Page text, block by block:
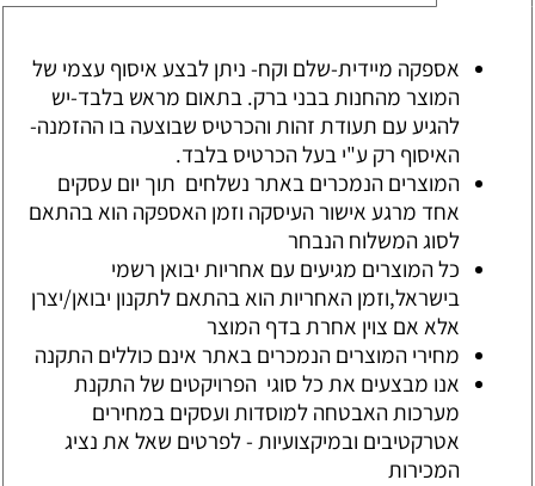
אספקה מיידית-שלם וקח- ניתן לבצע איסוף עצמי של
המוצר מהחנות בבני ברק. בתאום מראש בלבד-יש
להגיע עם תעודת זהות והכרטיס שבוצעה בו ההזמנה-
האיסוף רק ע"י בעל הכרטיס בלבד.
המוצרים הנמכרים באתר נשלחים תוך יום עסקים
אחד מרגע אישור העיסקה וזמן האספקה הוא בהתאם
לסוג המשלוח הנבחר
כל המוצרים מגיעים עם אחריות יבואן רשמי
בישראל,וזמן האחריות הוא בהתאם לתקנון יבואן/יצרן
אלא אם צוין אחרת בדף המוצר
מחירי המוצרים הנמכרים באתר אינם כוללים התקנה
אנו מבצעים את כל סוגי הפרויקטים של התקנת
מערכות האבטחה למוסדות ועסקים במחירים
אטרקטיבים ובמיקצועיות - לפרטים שאל את נציג
המכירות